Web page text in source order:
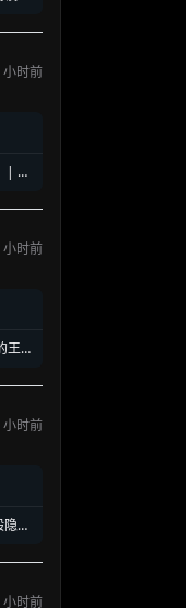
小时前
| 阵
小时前
王座
小时前
隐
小时前